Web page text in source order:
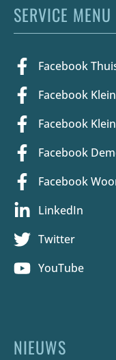
SERVICE MENU
Facebook
Facebook
Facebook
Facebook
Facebook
LinkedIn
Twitter
YouTube
NIEUWS